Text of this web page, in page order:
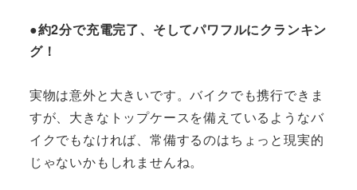
●約2分で充電完了、そしてパワフルにクランキン
グ！
実物は意外と大きいです。バイクでも携行できま
すが、大きなトップケースを備えているようなバ
イクでもなければ、常備するのはちょっと現実的
じゃないかもしれませんね。